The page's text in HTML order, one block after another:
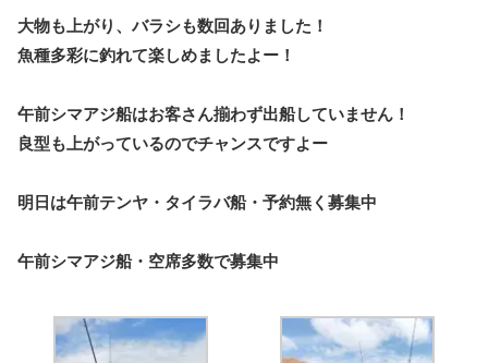
大物も上がり、バラシも数回ありました！
魚種多彩に釣れて楽しめましたよー！
午前シマアジ船はお客さん揃わず出船していません！
良型も上がっているのでチャンスですよー
明日は午前テンヤ・タイラバ船・予約無く募集中
午前シマアジ船・空席多数で募集中